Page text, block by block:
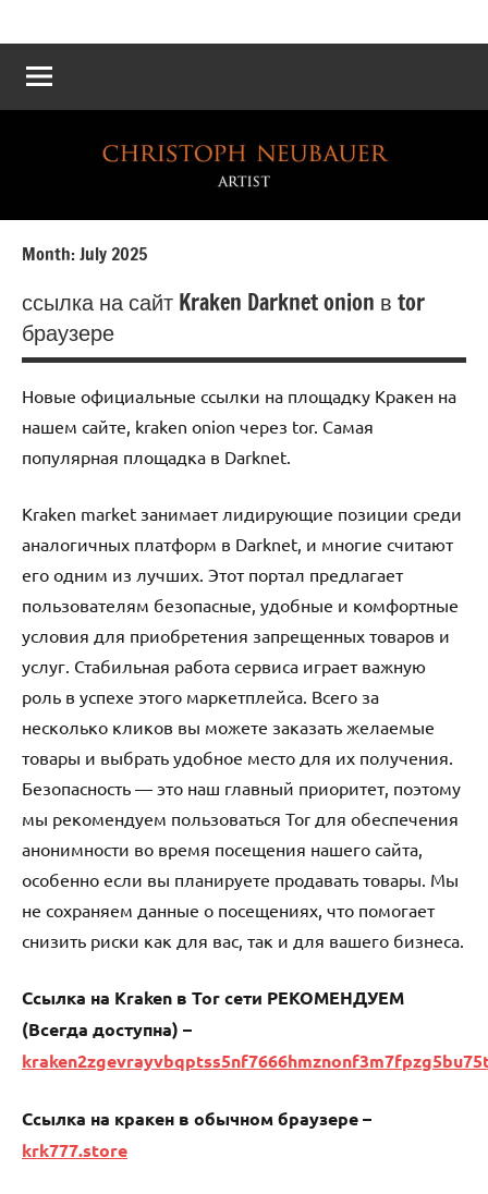
Atelier
Neubauer
–
Eine
Rekonstruktion
Month:July 2025
ссылка на сайт Kraken Darknet onion в tor
браузере
Новые официальные ссылки на площадку Кракен на
нашем сайте, kraken onion через tor. Самая
популярная площадка в Darknet.
Kraken market занимает лидирующие позиции среди
аналогичных платформ в Darknet, и многие считают
его одним из лучших. Этот портал предлагает
пользователям безопасные, удобные и комфортные
условия для приобретения запрещенных товаров и
услуг. Стабильная работа сервиса играет важную
роль в успехе этого маркетплейса. Всего за
несколько кликов вы можете заказать желаемые
товары и выбрать удобное место для их получения.
Безопасность — это наш главный приоритет, поэтому
мы рекомендуем пользоваться Tor для обеспечения
анонимности во время посещения нашего сайта,
особенно если вы планируете продавать товары. Мы
не сохраняем данные о посещениях, что помогает
снизить риски как для вас, так и для вашего бизнеса.
Ссылка на Kraken в Tor сети РЕКОМЕНДУЕМ
(Всегда доступна) –
Ссылка на кракен в обычном браузере –
krk777.store